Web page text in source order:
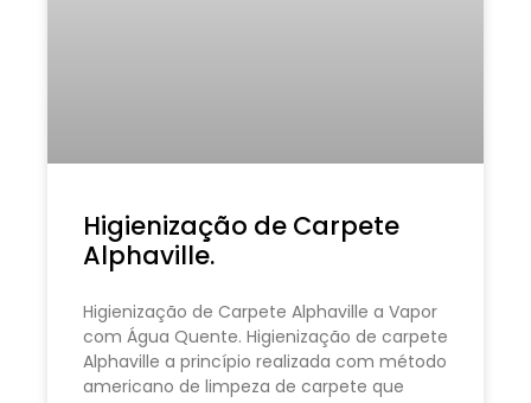
Higienização de Carpete
Alphaville.
Higienização de Carpete Alphaville a Vapor
com Água Quente. Higienização de carpete
Alphaville a princípio realizada com método
americano de limpeza de carpete que